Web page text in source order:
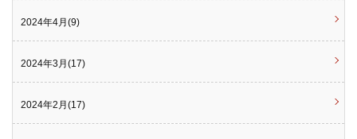
2024年4月(9)
2024年3月(17)
2024年2月(17)